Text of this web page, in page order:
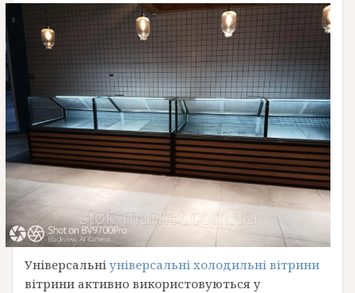
Універсальні універсальні холодильні вітрини
вітрини активно використовуються у